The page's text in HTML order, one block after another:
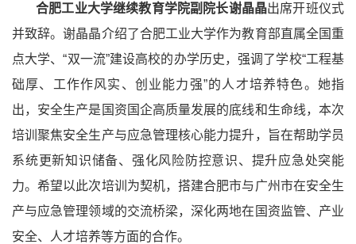
合肥工业大学继续教育学院副院长谢晶晶出席开班仪式
并致辞。谢晶晶介绍了合肥工业大学作为教育部直属全国重
点大学、“双一流”建设高校的办学历史，强调了学校“工程基
础厚、工作作风实、创业能力强”的人才培养特色。她指
出，安全生产是国资国企高质量发展的底线和生命线，本次
培训聚焦安全生产与应急管理核心能力提升，旨在帮助学员
系统更新知识储备、强化风险防控意识、提升应急处突能
力。希望以此次培训为契机，搭建合肥市与广州市在安全生
产与应急管理领域的交流桥梁，深化两地在国资监管、产业
安全、人才培养等方面的合作。